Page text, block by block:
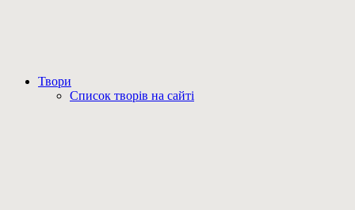
Твори
Список творів на сайті